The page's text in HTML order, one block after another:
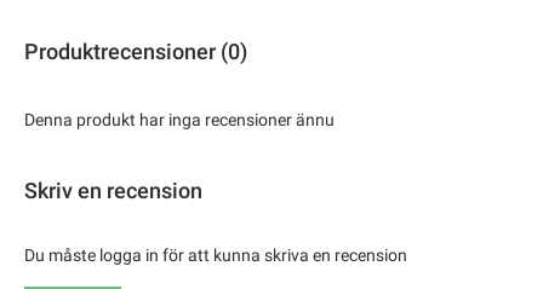
Produktrecensioner (0)
Denna produkt har inga recensioner ännu
Skriv en recension
Du måste logga in för att kunna skriva en recension